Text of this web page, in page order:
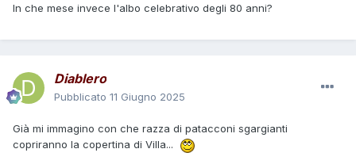
In che mese invece l'albo celebrativo degli 80 anni?
Diablero
Pubblicato 11 Giugno 2025
Già mi immagino con che razza di patacconi sgargianti
copriranno la copertina di Villa...